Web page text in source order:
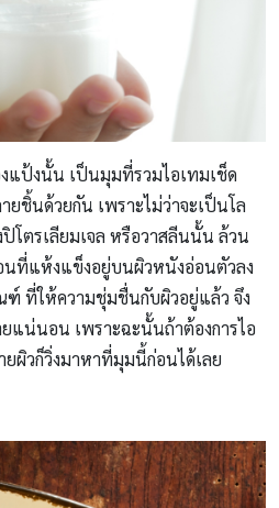
แป้งนั้น เป็นมุมที่รวมไอเทมเช็ด
ยชิ้นด้วยกัน เพราะไม่ว่าจะเป็นโล
โตรเลียมเจล หรือวาสลีนนั้น ล้วน
นที่แห้งแข็งอยู่บนผิวหนังอ่อนตัวลง
ที่ให้ความชุ่มชื่นกับผิวอยู่แล้ว จึง
ยแน่นอน เพราะฉะนั้นถ้าต้องการไอ
ผิวก็วิ่งมาหาที่มุมนี้ก่อนได้เลย